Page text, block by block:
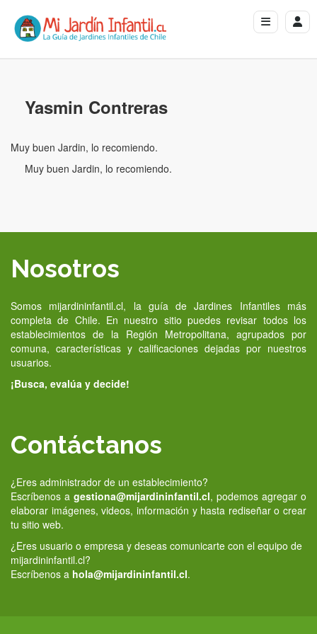
Yasmin Contreras
Muy buen Jardin, lo recomiendo.
Muy buen Jardin, lo recomiendo.
Nosotros
Somos mijardininfantil.cl, la guía de Jardines Infantiles más
completa de Chile. En nuestro sitio puedes revisar todos los
establecimientos de la Región Metropolitana, agrupados por
comuna, características y calificaciones dejadas por nuestros
usuarios.
¡Busca, evalúa y decide!
Contáctanos
¿Eres administrador de un establecimiento?
Escríbenos a gestiona@mijardininfantil.cl, podemos agregar o
elaborar imágenes, videos, información y hasta rediseñar o crear
tu sitio web.
¿Eres usuario o empresa y deseas comunicarte con el equipo de
mijardininfantil.cl?
Escríbenos a hola@mijardininfantil.cl.